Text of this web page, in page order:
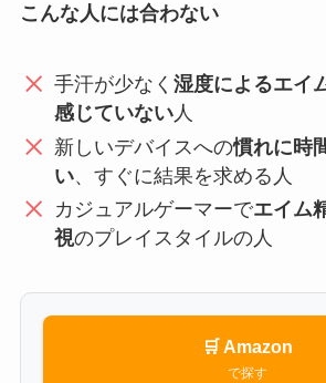
こんな人には合わない
手汗が少なく湿度によるエイ
感じていない人
新しいデバイスへの慣れに時
い、すぐに結果を求める人
カジュアルゲーマーでエイム
視のプレイスタイルの人
🛒 Amazon
で探す